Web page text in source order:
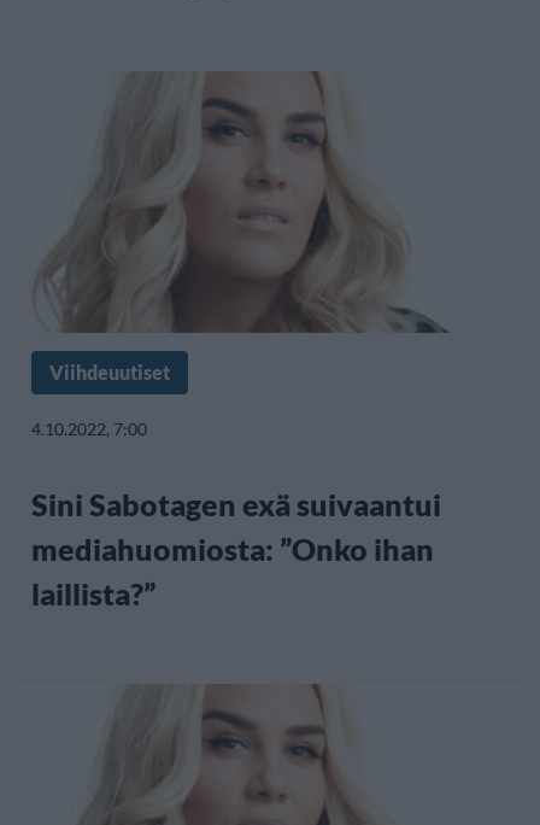
Viihdeuutiset
4.10.2022, 7:00
Sini Sabotagen exä suivaantui
mediahuomiosta: ”Onko ihan
laillista?”